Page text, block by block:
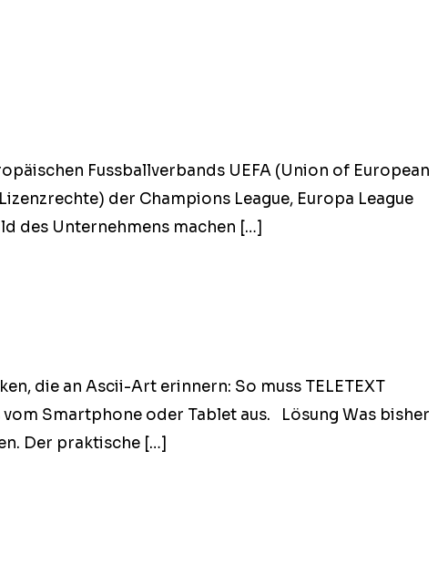
Fuss­bal­lver­bands UEFA (Union of Euro­pean
der Cham­pi­ons League, Europa League
des Unternehmens machen […]
die an Ascii-Art erin­nern: So muss TELETEXT
Smart­phone oder Tablet aus. Lösung Was bish­er
Der praktische […]